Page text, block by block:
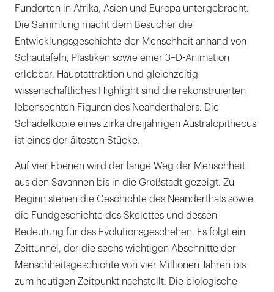
Fundorten in Afrika, Asien und Europa untergebracht.
Die Sammlung macht dem Besucher die
Entwicklungsgeschichte der Menschheit anhand von
Schautafeln, Plastiken sowie einer 3–D-Animation
erlebbar. Hauptattraktion und gleichzeitig
wissenschaftliches Highlight sind die rekonstruierten
lebensechten Figuren des Neanderthalers. Die
Schädelkopie eines zirka dreijährigen Australopithecus
ist eines der ältesten Stücke.
Auf vier Ebenen wird der lange Weg der Menschheit
aus den Savannen bis in die Großstadt gezeigt. Zu
Beginn stehen die Geschichte des Neanderthals sowie
die Fundgeschichte des Skelettes und dessen
Bedeutung für das Evolutionsgeschehen. Es folgt ein
Zeittunnel, der die sechs wichtigen Abschnitte der
Menschheitsgeschichte von vier Millionen Jahren bis
zum heutigen Zeitpunkt nachstellt. Die biologische